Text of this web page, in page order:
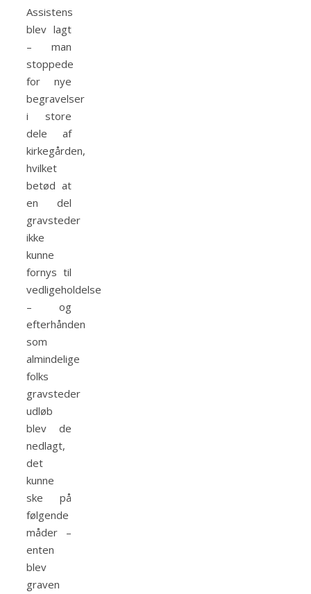
Assistens
blev lagt
– man
stoppede
for nye
begravelser
i store
dele af
kirkegården,
hvilket
betød at
en del
gravsteder
ikke
kunne
fornys til
vedligeholdelse
–
og
efterhånden
som
almindelige
folks
gravsteder
udløb
blev de
nedlagt,
det
kunne
ske på
følgende
måder –
enten
blev
graven